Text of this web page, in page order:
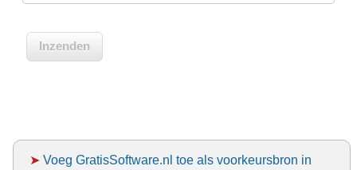
➤ Voeg GratisSoftware.nl toe als voorkeursbron in